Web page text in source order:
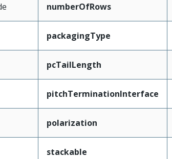
numberOfRows
packagingType
pcTailLength
pitchTerminationInterface
polarization
stackable